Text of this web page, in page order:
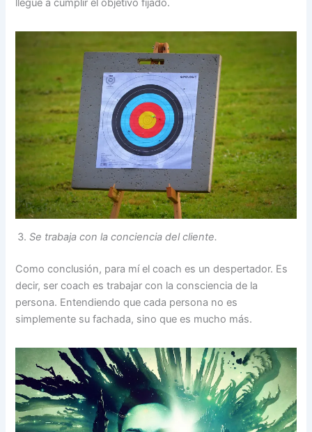
llegue a cumplir el objetivo fijado.
Se trabaja con la conciencia del cliente.
Como conclusión, para mí el coach es un despertador. Es
decir, ser coach es trabajar con la consciencia de la
persona. Entendiendo que cada persona no es
simplemente su fachada, sino que es mucho más.